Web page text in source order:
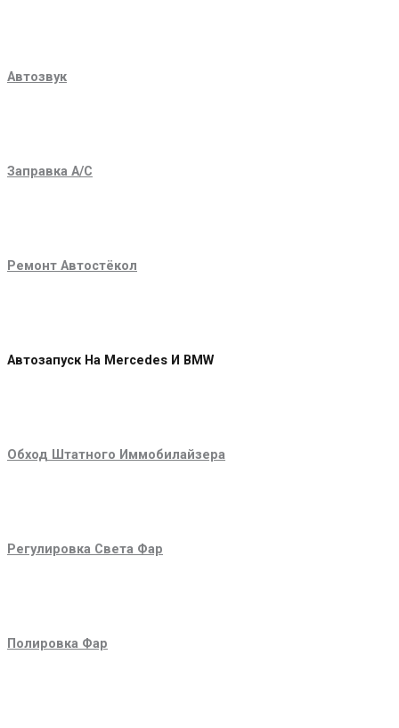
Автозвук
Заправка A/C
Ремонт Автостёкол
Автозапуск На Mercedes И BMW
Обход Штатного Иммобилайзера
Регулировка Света Фар
Полировка Фар